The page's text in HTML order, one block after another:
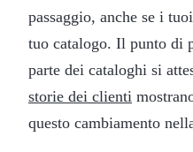
passaggio, anche se i
tuo catalogo. Il punto di
parte dei cataloghi si
storie dei clienti
questo cambiamento